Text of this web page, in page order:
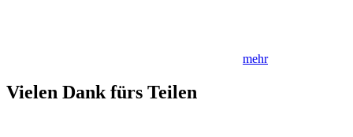
mehr
Vielen Dank fürs Teilen